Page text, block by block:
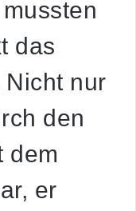
das
nur
den
dem
er